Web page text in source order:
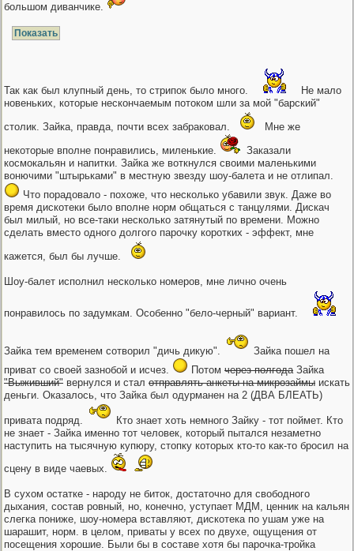
большом диванчике.
Так как был клупный день, то стрипок было много.
Не мало
новеньких, которые нескончаемым потоком шли за мой "барский"
столик. Зайка, правда, почти всех забраковал.
Мне же
некоторые вполне понравились, миленькие.
Заказали
космокальян и напитки. Зайка же воткнулся своими маленькими
вонючими "штырьками" в местную звезду шоу-балета и не отлипал.
Что порадовало - похоже, что несколько убавили звук. Даже во
время дискотеки было вполне норм общаться с танцулями. Дискач
был милый, но все-таки несколько затянутый по времени. Можно
сделать вместо одного долгого парочку коротких - эффект, мне
кажется, был бы лучше.
Шоу-балет исполнил несколько номеров, мне лично очень
понравилось по задумкам. Особенно "бело-черный" вариант.
Зайка тем временем сотворил "дичь дикую".
Зайка пошел на
приват со своей зазнобой и исчез.
Потом через полгодаЗайка
"Выживший" вернулся и стал отправлять анкеты на микрозаймы искать
деньги. Оказалось, что Зайка был одурманен на 2 (ДВА БЛЕАТЬ)
привата подряд.
Кто знает хоть немного Зайку - тот поймет. Кто
не знает - Зайка именно тот человек, который пытался незаметно
наступить на тысячную купюру, стопку которых кто-то как-то бросил на
сцену в виде чаевых.
В сухом остатке - народу не биток, достаточно для свободного
дыхания, состав ровный, но, конечно, уступает МДМ, ценник на кальян
слегка пониже, шоу-номера вставляют, дискотека по ушам уже на
шарашит, норм. в целом, приваты у всех по двухе, ощущения от
посещения хорошие. Были бы в составе хотя бы парочка-тройка